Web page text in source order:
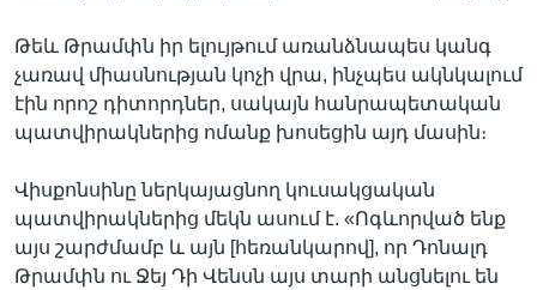
Թեև Թրամփն իր ելույթում առանձնապես կանգ
չառավ միասնության կոչի վրա, ինչպես ակնկալում
էին որոշ դիտորդներ, սակայն հանրապետական
պատվիրակներից ոմանք խոսեցին այդ մասին։
Վիսքոնսինը ներկայացնող կուսակցական
պատվիրակներից մեկն ասում է. «Ոգևորված ենք
այս շարժմամբ և այն [հեռանկարով], որ Դոնալդ
Թրամփն ու Ջեյ Դի Վենսն այս տարի անցնելու են